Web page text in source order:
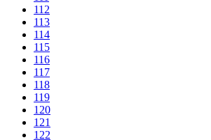
112
113
114
115
116
117
118
119
120
121
122